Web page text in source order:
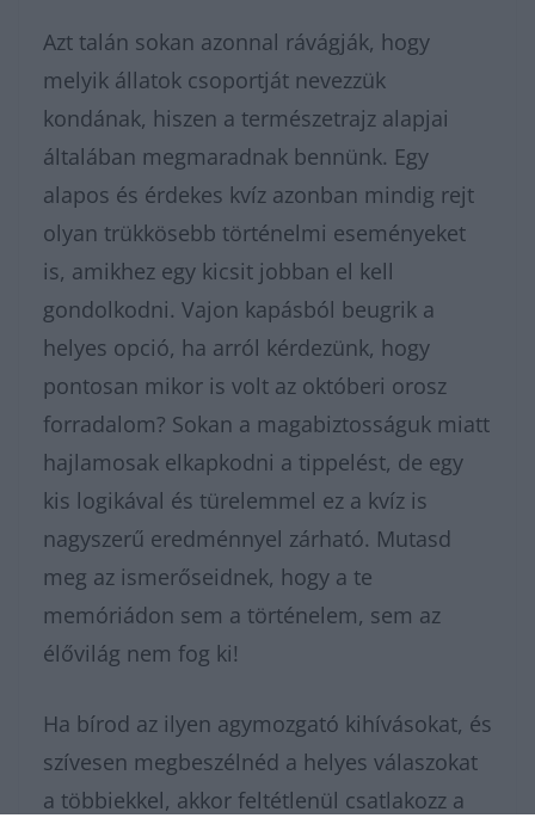
Azt talán sokan azonnal rávágják, hogy
melyik állatok csoportját nevezzük
kondának, hiszen a természetrajz alapjai
általában megmaradnak bennünk. Egy
alapos és érdekes kvíz azonban mindig rejt
olyan trükkösebb történelmi eseményeket
is, amikhez egy kicsit jobban el kell
gondolkodni. Vajon kapásból beugrik a
helyes opció, ha arról kérdezünk, hogy
pontosan mikor is volt az októberi orosz
forradalom? Sokan a magabiztosságuk miatt
hajlamosak elkapkodni a tippelést, de egy
kis logikával és türelemmel ez a kvíz is
nagyszerű eredménnyel zárható. Mutasd
meg az ismerőseidnek, hogy a te
memóriádon sem a történelem, sem az
élővilág nem fog ki!
Ha bírod az ilyen agymozgató kihívásokat, és
szívesen megbeszélnéd a helyes válaszokat
a többiekkel, akkor feltétlenül csatlakozz a